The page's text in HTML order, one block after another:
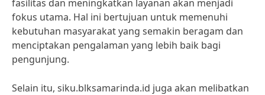
fasilitas dan meningkatkan layanan akan menjadi
fokus utama. Hal ini bertujuan untuk memenuhi
kebutuhan masyarakat yang semakin beragam dan
menciptakan pengalaman yang lebih baik bagi
pengunjung.
Selain itu, siku.blksamarinda.id juga akan melibatkan